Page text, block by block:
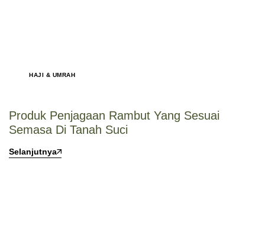
HAJI & UMRAH
Produk Penjagaan Rambut Yang Sesuai
Semasa Di Tanah Suci
Selanjutnya